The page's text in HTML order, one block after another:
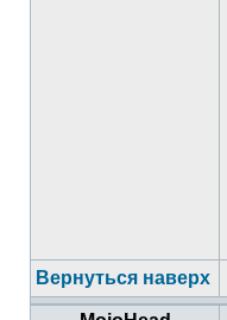
Вернуться наверх